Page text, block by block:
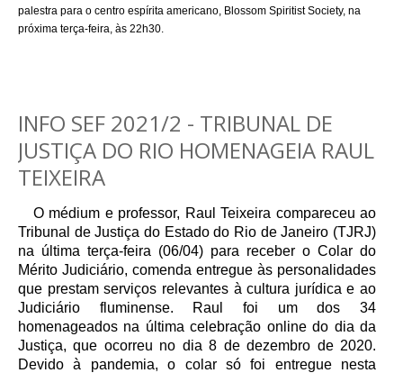
palestra para o centro espírita americano, Blossom Spiritist Society, na
próxima terça-feira, às 22h30.
INFO SEF 2021/2 - TRIBUNAL DE
JUSTIÇA DO RIO HOMENAGEIA RAUL
TEIXEIRA
O médium e professor, Raul Teixeira compareceu ao
Tribunal de Justiça do Estado do Rio de Janeiro (TJRJ)
na última terça-feira (06/04) para receber o Colar do
Mérito Judiciário, comenda entregue às personalidades
que prestam serviços relevantes à cultura jurídica e ao
Judiciário fluminense. Raul foi um dos 34
homenageados na última celebração online do dia da
Justiça, que ocorreu no dia 8 de dezembro de 2020.
Devido à pandemia, o colar só foi entregue nesta